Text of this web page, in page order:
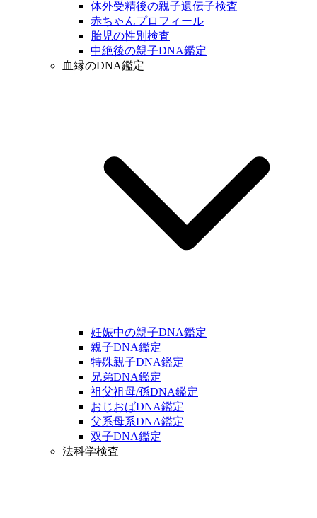
体外受精後の親子遺伝子検査
赤ちゃんプロフィール
胎児の性別検査
中絶後の親子DNA鑑定
血縁のDNA鑑定
妊娠中の親子DNA鑑定
親子DNA鑑定
特殊親子DNA鑑定
兄弟DNA鑑定
祖父祖母/孫DNA鑑定
おじおばDNA鑑定
父系母系DNA鑑定
双子DNA鑑定
法科学検査